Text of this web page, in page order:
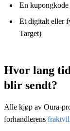
En
Et digitalt eller
Target)
Hvor lang
blir sendt?
Alle kjøp av Oura-
forhandlerens